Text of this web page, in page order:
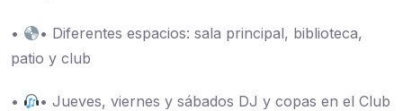
•
• Diferentes espacios: sala principal, biblioteca,
patio y club
•
• Jueves, viernes y sábados DJ y copas en el Club